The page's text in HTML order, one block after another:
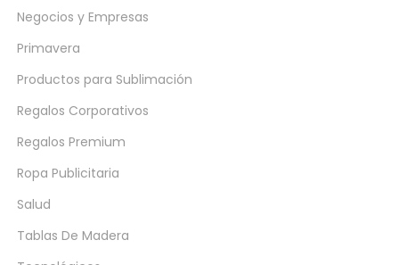
Negocios y Empresas
Primavera
Productos para Sublimación
Regalos Corporativos
Regalos Premium
Ropa Publicitaria
Salud
Tablas De Madera